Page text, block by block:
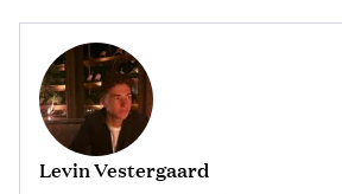
Levin Vestergaard